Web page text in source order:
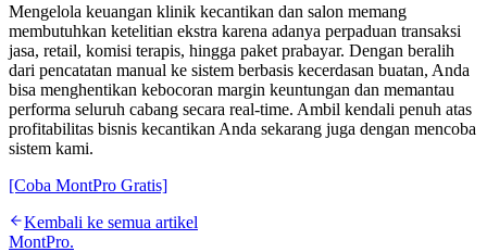
Mengelola keuangan klinik kecantikan dan salon memang
membutuhkan ketelitian ekstra karena adanya perpaduan transaksi
jasa, retail, komisi terapis, hingga paket prabayar. Dengan beralih
dari pencatatan manual ke sistem berbasis kecerdasan buatan, Anda
bisa menghentikan kebocoran margin keuntungan dan memantau
performa seluruh cabang secara real-time. Ambil kendali penuh atas
profitabilitas bisnis kecantikan Anda sekarang juga dengan mencoba
sistem kami.
[Coba MontPro Gratis]
Kembali ke semua artikel
MontPro.